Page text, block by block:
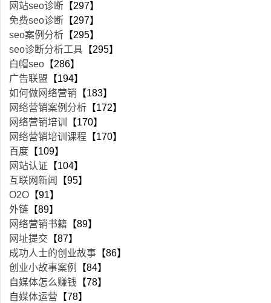
网站seo诊断 【297】
免费seo诊断 【297】
seo案例分析 【295】
seo诊断分析工具 【295】
白帽seo 【286】
广告联盟 【194】
如何做网络营销 【183】
网络营销案例分析 【172】
网络营销培训
【170】
网络营销培训课程 【170】
百度 【109】
网站认证 【104】
互联网新闻
【95】
O2O 【91】
外链 【89】
网络营销书籍 【89】
网址提交 【87】
成功人士的创业故事 【86】
创业小故事案例
【84】
自媒体怎么赚钱 【78】
自媒体运营 【78】